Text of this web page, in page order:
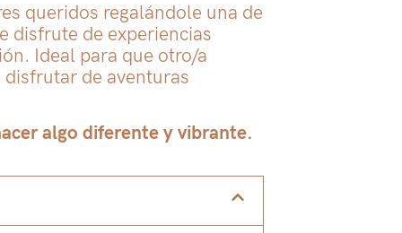
queridos regalándole una de
disfrute de experiencias
Ideal para que otro/a
de aventuras
algo diferente y vibrante.